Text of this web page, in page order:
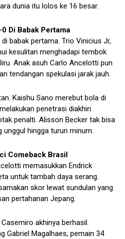
dunia itu lolos ke 16 besar.
Di Babak Pertama
babak pertama. Trio Vinicius Jr,
kesulitan menghadapi tembok
Anak asuh Carlo Ancelotti pun
tendangan spekulasi jarak jauh.
Kaishu Sano merebut bola di
penetrasi diakhiri
penalti. Alisson Becker tak bisa
unggul hingga turun minum.
Comeback Brasil
memasukkan Endrick
untuk tambah daya serang.
skor lewat sundulan yang
pertahanan Jepang.
akhinya berhasil.
Gabriel Magalhaes, pemain 34